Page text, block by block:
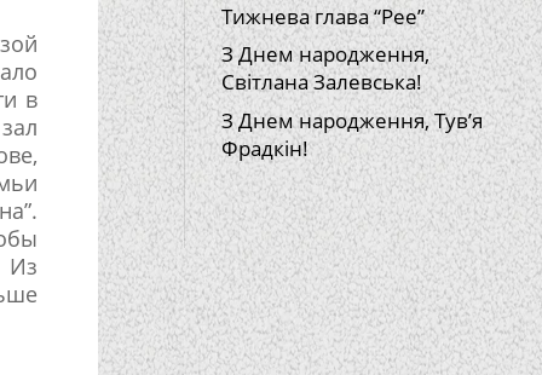
в
Из
Тижнева глава “Рее”
З Днем народження,
Світлана Залевська!
З Днем народження, Тув’я
Фрадкін!